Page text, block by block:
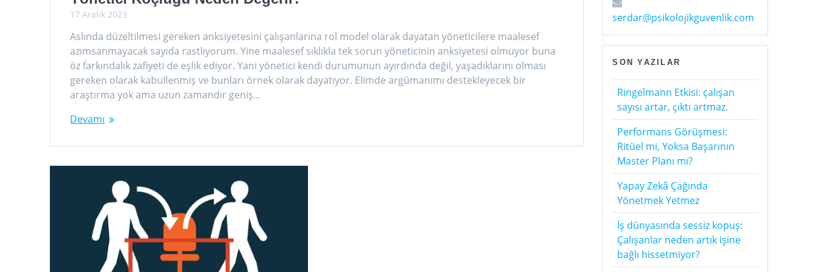
17 Aralık 2023
Aslında düzeltilmesi gereken anksiyetesini çalışanlarına rol model olarak dayatan yöneticilere maalesef
azımsanmayacak sayıda rastlıyorum. Yine maalesef sıklıkla tek sorun yöneticinin anksiyetesi olmuyor buna
öz farkındalık zafiyeti de eşlik ediyor. Yani yönetici kendi durumunun ayırdında değil, yaşadıklarını olması
gereken olarak kabullenmiş ve bunları örnek olarak dayatıyor. Elimde argümanımı destekleyecek bir
araştırma yok ama uzun zamandır geniş…
Devamı
serdar@psikolojikguvenlik.com
SON YAZILAR
Ringelmann Etkisi: çalışan
sayısı artar, çıktı artmaz.
Performans Görüşmesi:
Ritüel mi, Yoksa Başarının
Master Planı mı?
Yapay Zekâ Çağında
Yönetmek Yetmez
İş dünyasında sessiz kopuş:
Çalışanlar neden artık işine
bağlı hissetmiyor?